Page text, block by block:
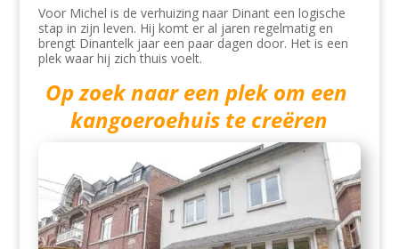
Voor Michel is de verhuizing naar Dinant een logische
stap in zijn leven. Hij komt er al jaren regelmatig en
brengt Dinantelk jaar een paar dagen door. Het is een
plek waar hij zich thuis voelt.
Op zoek naar een plek om een ​​
kangoeroehuis te creëren